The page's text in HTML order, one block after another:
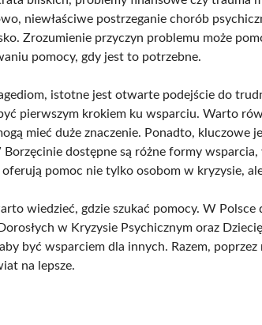
niewłaściwe postrzeganie chorób
Zrozumienie przyczyn problemu może
pomocy, gdy jest to potrzebne.
istotne jest otwarte podejście do
pierwszym krokiem ku wsparciu. Warto
mieć duże znaczenie. Ponadto, kluczowe
dostępne są różne formy
pomoc nie tylko osobom w kryzysie,
wiedzieć, gdzie szukać pomocy. W
w Kryzysie Psychicznym oraz
być wsparciem dla innych. Razem,
na lepsze.